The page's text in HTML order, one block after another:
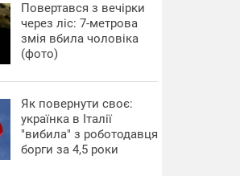
Повертався з вечірки
через ліс: 7-метрова
змія вбила чоловіка
(фото)
​Як повернути своє:
українка в Італії
"вибила" з роботодавця
борги за 4,5 роки